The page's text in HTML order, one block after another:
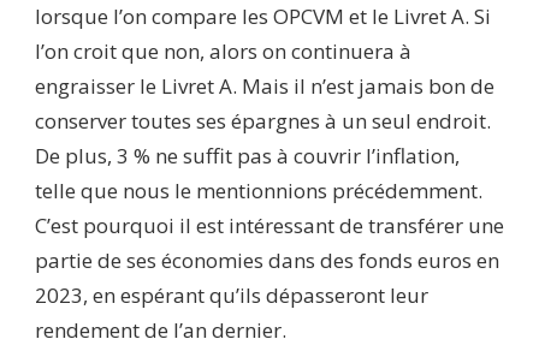
lorsque l’on compare les OPCVM et le Livret A. Si
l’on croit que non, alors on continuera à
engraisser le Livret A. Mais il n’est jamais bon de
conserver toutes ses épargnes à un seul endroit.
De plus, 3 % ne suffit pas à couvrir l’inflation,
telle que nous le mentionnions précédemment.
C’est pourquoi il est intéressant de transférer une
partie de ses économies dans des fonds euros en
2023, en espérant qu’ils dépasseront leur
rendement de l’an dernier.